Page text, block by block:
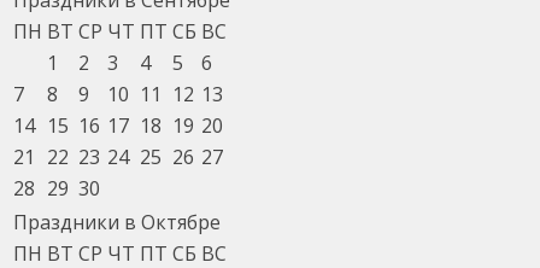
ПН ВТ СР ЧТ ПТ СБ ВС
1
2 3 4 5
6
7
8 9 10 11 12 13
14 15 16 17 18 19 20
21
22 23 24 25 26 27
28 29 30
Праздники в Октябре
ПН ВТ СР ЧТ ПТ СБ ВС